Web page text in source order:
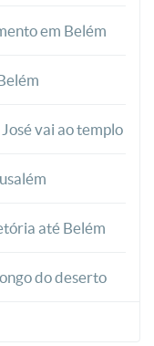
em Belém
vai ao templo
até Belém
do deserto